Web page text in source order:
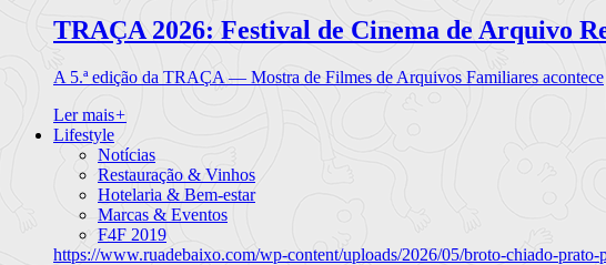
TRAÇA 2026: Festival de Cinema de Arquivo
A 5.ª edição da TRAÇA — Mostra de Filmes de Arquivos Familiares acontece
Ler mais+
Lifestyle
Notícias
Restauração & Vinhos
Hotelaria & Bem-estar
Marcas & Eventos
F4F 2019
https://www.ruadebaixo.com/wp-content/uploads/2026/05/broto-chiado-prato-